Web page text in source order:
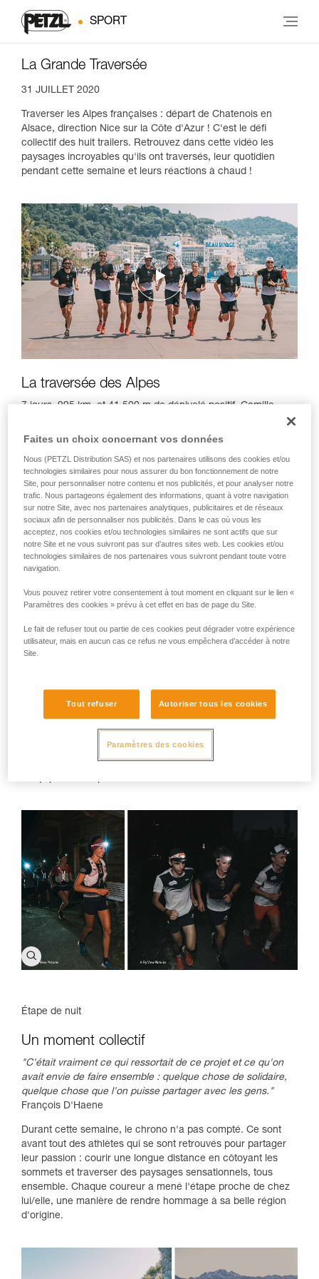
SPORT
La Grande Traversée
31 JUILLET 2020
Traverser les Alpes françaises : départ de Chatenois en
Alsace, direction Nice sur la Côte d'Azur ! C'est le défi
collectif des huit trailers. Retrouvez dans cette vidéo les
paysages incroyables qu'ils ont traversés, leur quotidien
pendant cette semaine et leurs réactions à chaud !
La traversée des Alpes
7 jours, 995 km, et 41 500 m de dénivelé positif. Camille
Sébastien Spehler, Thibaut Baronian, Michel Lanne et Théo
Alsace, là où la chaîne des Alpes s'amorce, pour la traverser
du Nord au Sud et se rafraîchir, en fin de course, dans la
Méditerranée !
"On s'est mis des bonnes sessions de sport et de partage
avec des moments inoubliables pour chacun."Thibaut
Baronian
Étape de nuit
Un moment collectif
"C'était vraiment ce qui ressortait de ce projet et ce qu'on
avait envie de faire ensemble : quelque chose de solidaire,
quelque chose que l'on puisse partager avec les gens."
François D'Haene
Durant cette semaine, le chrono n'a pas compté. Ce sont
avant tout des athlètes qui se sont retrouvés pour partager
leur passion : courir une longue distance en côtoyant les
sommets et traverser des paysages sensationnels, tous
ensemble. Chaque coureur a mené l'étape proche de chez
lui/elle, une manière de rendre hommage à sa belle région
d'origine.
Faites un choix concernant vos données
Nous (PETZL Distribution SAS) et nos partenaires utilisons des cookies et/ou
technologies similaires pour nous assurer du bon fonctionnement de notre
Site, pour personnaliser notre contenu et nos publicités, et pour analyser notre
trafic. Nous partageons également des informations, quant à votre navigation
sur notre Site, avec nos partenaires analytiques, publicitaires et de réseaux
sociaux afin de personnaliser nos publicités. Dans le cas où vous les
acceptez, nos cookies et/ou technologies similaires ne sont actifs que sur
notre Site et ne vous suivront pas sur d’autres sites web. Les cookies et/ou
technologies similaires de nos partenaires vous suivront pendant toute votre
navigation.
Vous pouvez retirer votre consentement à tout moment en cliquant sur le lien «
Paramètres des cookies » prévu à cet effet en bas de page du Site.
Le fait de refuser tout ou partie de ces cookies peut dégrader votre expérience
utilisateur, mais en aucun cas ce refus ne vous empêchera d’accéder à notre
Site.
Tout refuser Autoriser tous les cookies
Paramètres des cookies